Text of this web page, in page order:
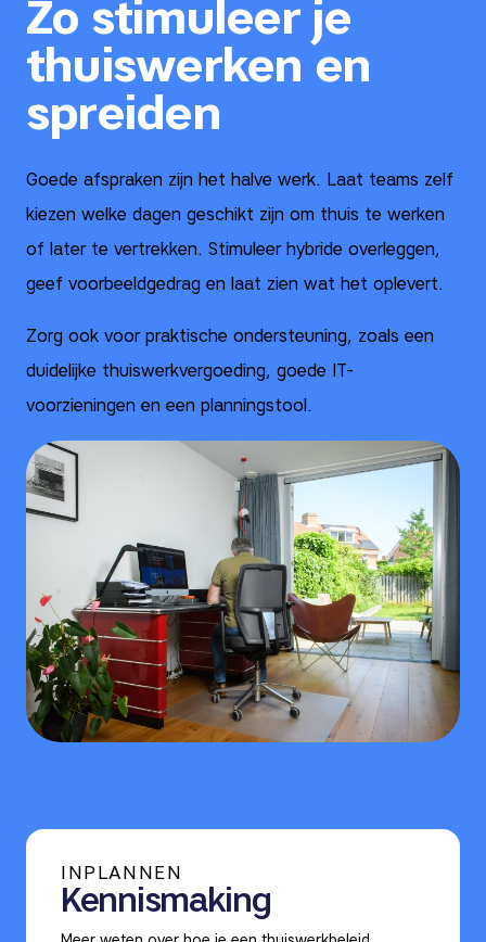
Zo stimuleer je
thuiswerken en
spreiden
Goede afspraken zijn het halve werk. Laat teams zelf
kiezen welke dagen geschikt zijn om thuis te werken
of later te vertrekken. Stimuleer hybride overleggen,
geef voorbeeldgedrag en laat zien wat het oplevert.
Zorg ook voor praktische ondersteuning, zoals een
duidelijke thuiswerkvergoeding, goede IT-
voorzieningen en een planningstool.
INPLANNEN
Kennismaking